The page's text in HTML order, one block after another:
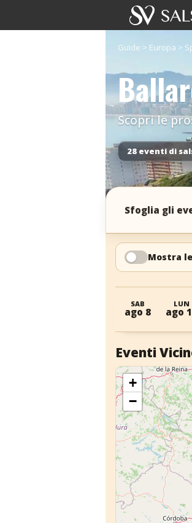
Guide > Europa >
Scopri le
28 eventi di
Sfoglia gli
Mostra
SAB
ago 8
LUN
ago
Eventi
+
−